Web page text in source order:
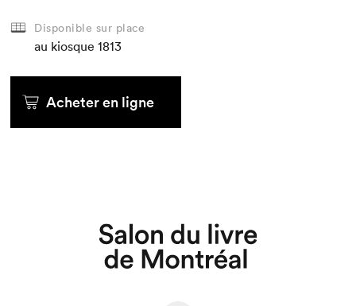
Que cherchez-vous?
Disponible sur place
au kiosque 1813
Acheter en ligne